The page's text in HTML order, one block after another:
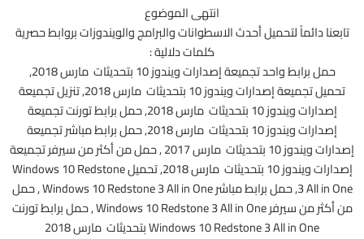
انتهى الموضوع
تابعنا دائماً لتحميل أحدث الاسطوانات والبرامج والويندوزات بروابط حصرية
كلمات دلالية :
حمل برابط واحد تجميعة إصدارات ويندوز 10 بتحديثات مارس 2018,
تحميل تجميعة إصدارات ويندوز 10 بتحديثات مارس 2018, تنزيل تجميعة
إصدارات ويندوز 10 بتحديثات مارس 2018, حمل برابط تورنت تجميعة
إصدارات ويندوز 10 بتحديثات مارس 2018, حمل برابط مباشر تجميعة
إصدارات ويندوز 10 بتحديثات مارس 2017 , حمل من أكثر من سيرفر تجميعة
إصدارات ويندوز 10 بتحديثات مارس 2018, تحميل Windows 10 Redstone
3 All in One, حمل برابط مباشر Windows 10 Redstone 3 All in One , حمل
من أكثر من سيرفر Windows 10 Redstone 3 All in One , حمل برابط تورنت
Windows 10 Redstone 3 All in One بتحديثات مارس 2018